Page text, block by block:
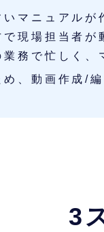
いマニュアル
で現場担当者
業務で忙しく
め、動画作成/
3